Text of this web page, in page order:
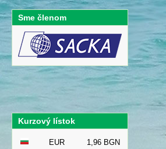
Sme členom
Kurzový lístok
EUR 1,96 BGN